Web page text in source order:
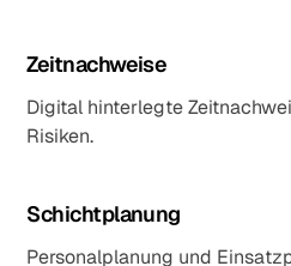
Zeitnachweise
Digital hinterlegte
Risiken.
Schichtplanung
Personalplanung und